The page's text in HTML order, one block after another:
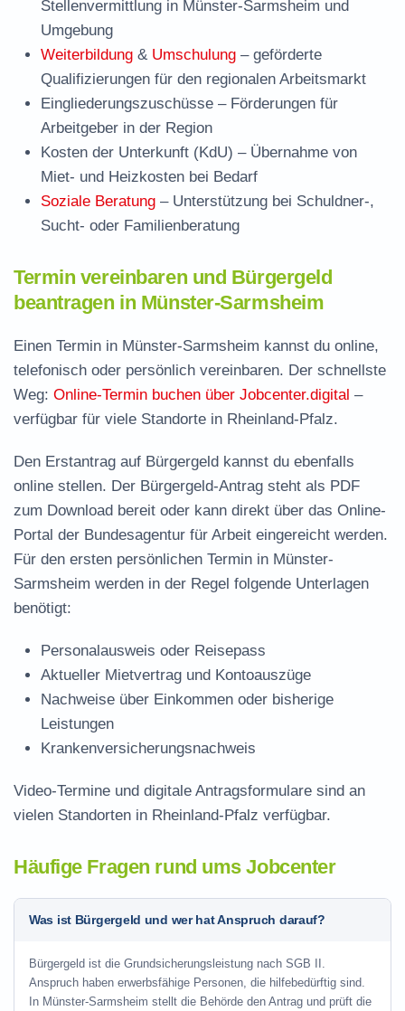
Stellenvermittlung in Münster-Sarmsheim und
Umgebung
Weiterbildung & Umschulung – geförderte
Qualifizierungen für den regionalen Arbeitsmarkt
Eingliederungszuschüsse – Förderungen für
Arbeitgeber in der Region
Kosten der Unterkunft (KdU) – Übernahme von
Miet- und Heizkosten bei Bedarf
Soziale Beratung – Unterstützung bei Schuldner-,
Sucht- oder Familienberatung
Termin vereinbaren und Bürgergeld
beantragen in Münster-Sarmsheim
Einen Termin in Münster-Sarmsheim kannst du online,
telefonisch oder persönlich vereinbaren. Der schnellste
Weg: Online-Termin buchen über Jobcenter.digital –
verfügbar für viele Standorte in Rheinland-Pfalz.
Den Erstantrag auf Bürgergeld kannst du ebenfalls
online stellen. Der Bürgergeld-Antrag steht als PDF
zum Download bereit oder kann direkt über das Online-
Portal der Bundesagentur für Arbeit eingereicht werden.
Für den ersten persönlichen Termin in Münster-
Sarmsheim werden in der Regel folgende Unterlagen
benötigt:
Personalausweis oder Reisepass
Aktueller Mietvertrag und Kontoauszüge
Nachweise über Einkommen oder bisherige
Leistungen
Krankenversicherungsnachweis
Video-Termine und digitale Antragsformulare sind an
vielen Standorten in Rheinland-Pfalz verfügbar.
Häufige Fragen rund ums Jobcenter
Was ist Bürgergeld und wer hat Anspruch darauf?
Bürgergeld ist die Grundsicherungsleistung nach SGB II.
Anspruch haben erwerbsfähige Personen, die hilfebedürftig sind.
In Münster-Sarmsheim stellt die Behörde den Antrag und prüft die